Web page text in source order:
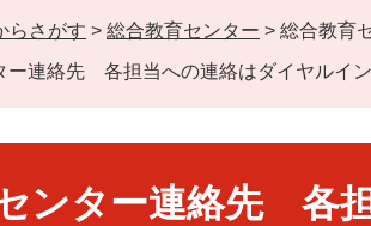
らさがす > 総合教育センター > 総合教育
ー連絡先 各担当への連絡はダイヤルイ
ンター連絡先 各